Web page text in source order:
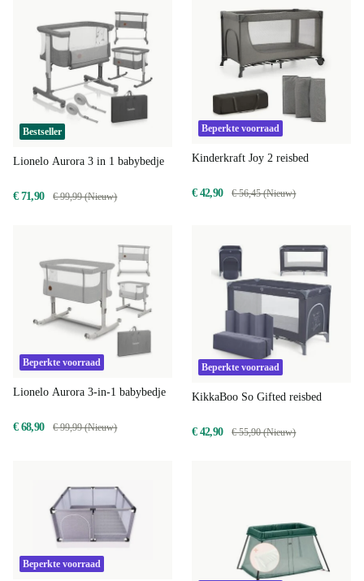
Bestseller
Lionelo Aurora 3 in 1 babybedje
€ 71,90 € 99,99 (Nieuw)
Beperkte voorraad
Kinderkraft Joy 2 reisbed
€ 42,90 € 56,45 (Nieuw)
Beperkte voorraad
Lionelo Aurora 3-in-1 babybedje
€ 68,90 € 99,99 (Nieuw)
Beperkte voorraad
KikkaBoo So Gifted reisbed
€ 42,90 € 55,90 (Nieuw)
Beperkte voorraad